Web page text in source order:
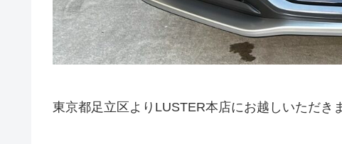
東京都足立区よりLUSTER本店にお越しいただき